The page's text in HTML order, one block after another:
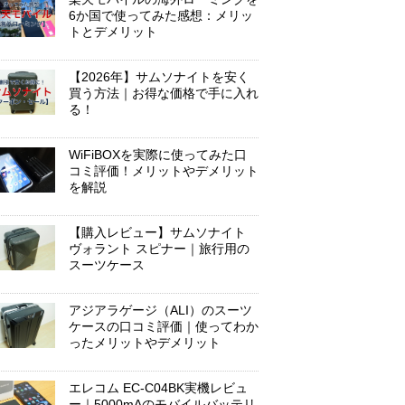
6か国で使ってみた感想：メリッ
トとデメリット
【2026年】サムソナイトを安く
買う方法｜お得な価格で手に入れ
る！
WiFiBOXを実際に使ってみた口
コミ評価！メリットやデメリット
を解説
【購入レビュー】サムソナイト
ヴォラント スピナー｜旅行用の
スーツケース
アジアラゲージ（ALI）のスーツ
ケースの口コミ評価｜使ってわか
ったメリットやデメリット
エレコム EC-C04BK実機レビュ